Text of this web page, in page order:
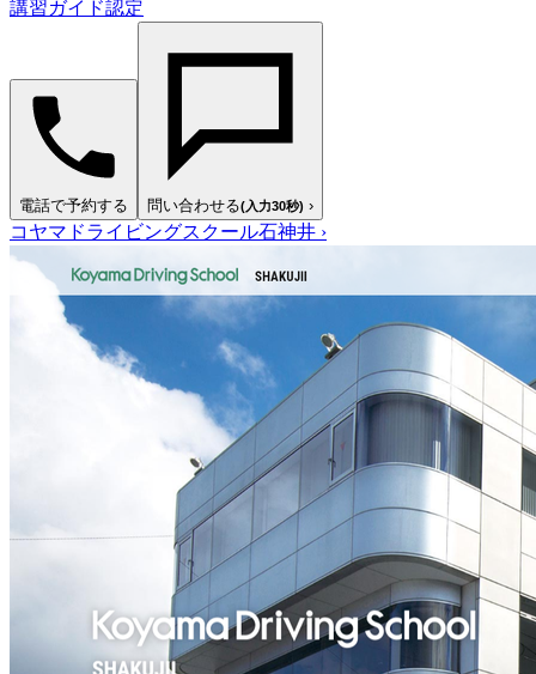
講習ガイド認定
電話で予約する 問い合わせる(入力30秒) ›
コヤマドライビングスクール石神井 ›